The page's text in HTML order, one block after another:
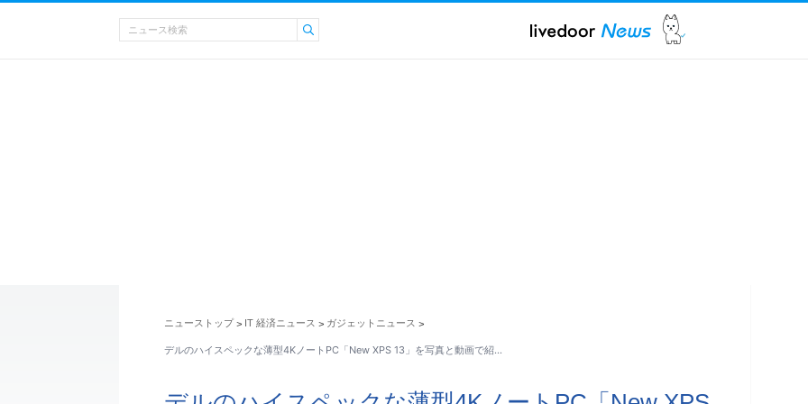
ニューストップ > IT 経済ニュース > ガジェットニュース >
デルのハイスペックな薄型4KノートPC「New XPS 13」を写真と動画で紹…